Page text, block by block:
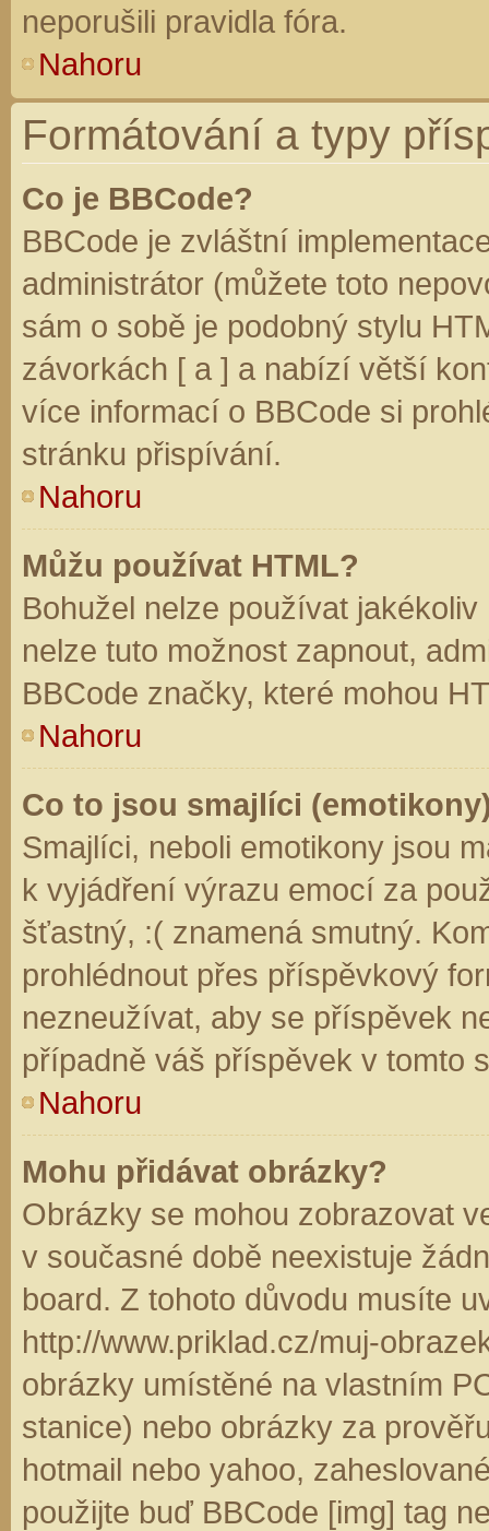
neporušili pravidla fóra.
Nahoru
Formátování a typy
Co je BBCode?
BBCode je zvláštní
administrátor (můžete toto
sám o sobě je podobný stylu
závorkách [ a ] a nabízí větší
více informací o BBCode si
stránku přispívání.
Nahoru
Můžu používat HTML?
Bohužel nelze používat
nelze tuto možnost zapnout,
BBCode značky, které mohou
Nahoru
Co to jsou smajlíci
Smajlíci, neboli emotikony jsou
k vyjádření výrazu emocí za
šťastný, :( znamená smutný.
prohlédnout přes příspěvkový
nezneužívat, aby se příspěvek
případně váš příspěvek v tomto
Nahoru
Mohu přidávat obrázky?
Obrázky se mohou zobrazovat
v současné době neexistuje
board. Z tohoto důvodu musíte
http://www.priklad.cz/muj-
obrázky umístěné na vlastním
stanice) nebo obrázky za
hotmail nebo yahoo,
použijte buď BBCode [img] tag